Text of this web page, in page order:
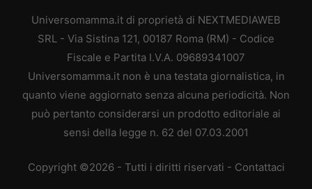
Universomamma.it di proprietà di NEXTMEDIAWEB
SRL - Via Sistina 121, 00187 Roma (RM) - Codice
Fiscale e Partita I.V.A. 09689341007
Universomamma.it non è una testata giornalistica, in
quanto viene aggiornato senza alcuna periodicità. Non
può pertanto considerarsi un prodotto editoriale ai
sensi della legge n. 62 del 07.03.2001
Copyright ©2026 - Tutti i diritti riservati - Contattaci